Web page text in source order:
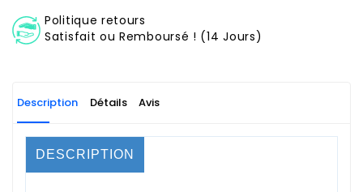
Politique retours
Satisfait ou Remboursé ! (14 Jours)
Description Détails Avis
DESCRIPTION